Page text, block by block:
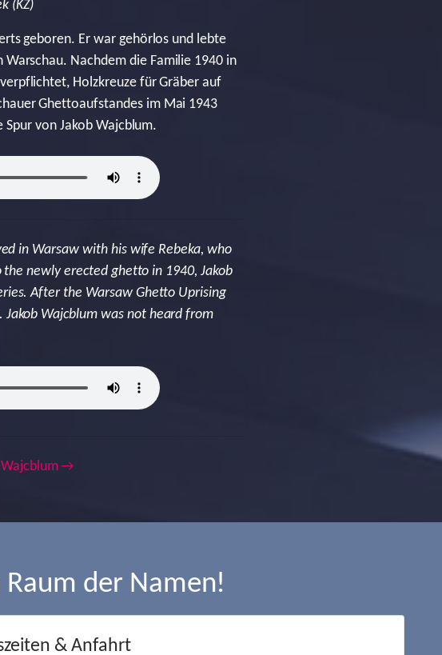
(KZ)
geboren. Er war gehörlos und lebte
Nachdem die Familie 1940 in
Holzkreuze für Gräber auf
Ghettoaufstandes im Mai 1943
von Jakob Wajcblum.
in Warsaw with his wife Rebeka, who
newly erected ghetto in 1940, Jakob
After the Warsaw Ghetto Uprising
Wajcblum was not heard from
Wajcblum →
Raum der Namen!
& Anfahrt